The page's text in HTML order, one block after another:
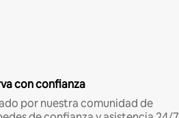
con confianza
por nuestra comunidad de